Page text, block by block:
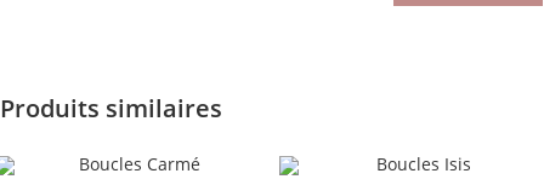
Produits similaires